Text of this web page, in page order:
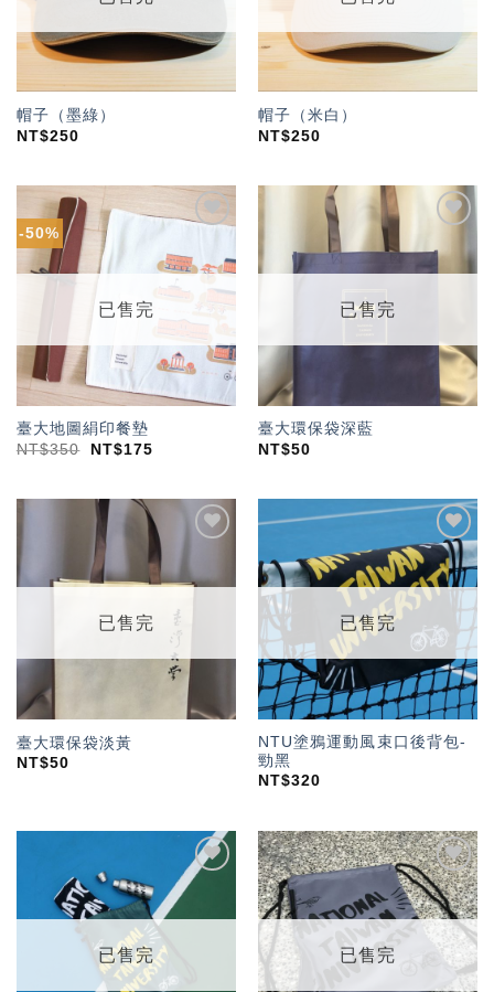
帽子（墨綠）
NT$250
帽子（米白）
NT$250
-50%
「願
望輕
單」
已售完
臺大地圖絹印餐墊
NT$350 NT$175
「願
望輕
已售完
臺大環保袋深藍
NT$50
望輕
已售完
臺大環保袋淡黃
NT$50
加入
「願
望輕
已售完
NTU塗鴉運動風束口後背包-
勁黑
NT$320
望輕
已售完
加入
「願
望輕
單」
已售完